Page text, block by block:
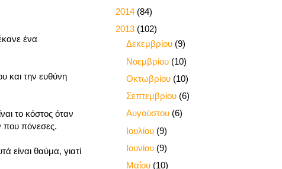
ένα
και την ευθύνη
το κόστος όταν
που πόνεσες.
είναι θαύμα, γιατί
2014 (84)
2013 (102)
Δεκεμβρίου (9)
Νοεμβρίου (10)
Οκτωβρίου (10)
Σεπτεμβρίου (6)
Αυγούστου (6)
Ιουλίου (9)
Ιουνίου (9)
Μαΐου (10)